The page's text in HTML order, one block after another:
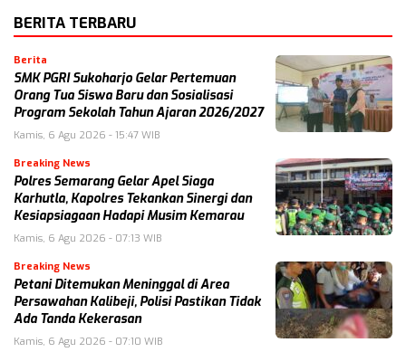
BERITA TERBARU
Berita
SMK PGRI Sukoharjo Gelar Pertemuan
Orang Tua Siswa Baru dan Sosialisasi
Program Sekolah Tahun Ajaran 2026/2027
Kamis, 6 Agu 2026 - 15:47 WIB
Breaking News
Polres Semarang Gelar Apel Siaga
Karhutla, Kapolres Tekankan Sinergi dan
Kesiapsiagaan Hadapi Musim Kemarau
Kamis, 6 Agu 2026 - 07:13 WIB
Breaking News
Petani Ditemukan Meninggal di Area
Persawahan Kalibeji, Polisi Pastikan Tidak
Ada Tanda Kekerasan
Kamis, 6 Agu 2026 - 07:10 WIB